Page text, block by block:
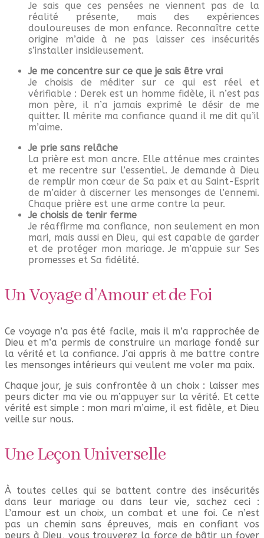
Je sais que ces pensées ne viennent pas de la
réalité présente, mais des expériences
douloureuses de mon enfance. Reconnaître cette
origine m’aide à ne pas laisser ces insécurités
s’installer insidieusement.
Je me concentre sur ce que je sais être vrai
Je choisis de méditer sur ce qui est réel et
vérifiable : Derek est un homme fidèle, il n’est pas
mon père, il n’a jamais exprimé le désir de me
quitter. Il mérite ma confiance quand il me dit qu’il
m’aime.
Je prie sans relâche
La prière est mon ancre. Elle atténue mes craintes
et me recentre sur l’essentiel. Je demande à Dieu
de remplir mon cœur de Sa paix et au Saint-Esprit
de m’aider à discerner les mensonges de l’ennemi.
Chaque prière est une arme contre la peur.
Je choisis de tenir ferme
Je réaffirme ma confiance, non seulement en mon
mari, mais aussi en Dieu, qui est capable de garder
et de protéger mon mariage. Je m’appuie sur Ses
promesses et Sa fidélité.
Un Voyage d’Amour et de Foi
Ce voyage n’a pas été facile, mais il m’a rapprochée de
Dieu et m’a permis de construire un mariage fondé sur
la vérité et la confiance. J’ai appris à me battre contre
les mensonges intérieurs qui veulent me voler ma paix.
Chaque jour, je suis confrontée à un choix : laisser mes
peurs dicter ma vie ou m’appuyer sur la vérité. Et cette
vérité est simple : mon mari m’aime, il est fidèle, et Dieu
veille sur nous.
Une Leçon Universelle
À toutes celles qui se battent contre des insécurités
dans leur mariage ou dans leur vie, sachez ceci :
L’amour est un choix, un combat et une foi. Ce n’est
pas un chemin sans épreuves, mais en confiant vos
peurs à Dieu, vous trouverez la force de bâtir un foyer